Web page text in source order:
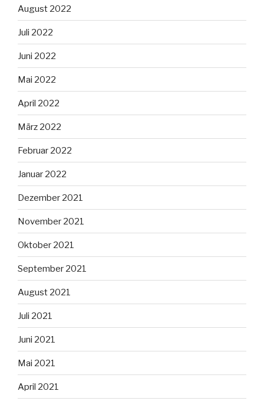
August 2022
Juli 2022
Juni 2022
Mai 2022
April 2022
März 2022
Februar 2022
Januar 2022
Dezember 2021
November 2021
Oktober 2021
September 2021
August 2021
Juli 2021
Juni 2021
Mai 2021
April 2021